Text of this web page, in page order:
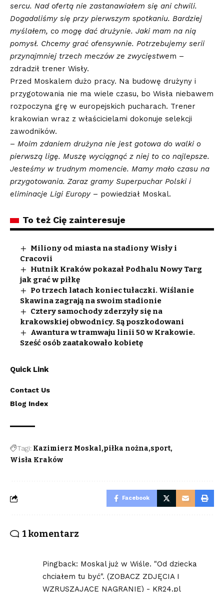
sercu. Nad ofertą nie zastanawiałem się ani chwili.
Dogadaliśmy się przy pierwszym spotkaniu. Bardziej
myślałem, co mogę dać drużynie. Jaki mam na nią
pomysł. Chcemy grać ofensywnie. Potrzebujemy serii
przynajmniej trzech meczów ze zwycięstwem –
zdradził trener Wisły.
Przed Moskalem dużo pracy. Na budowę drużyny i
przygotowania nie ma wiele czasu, bo Wisła niebawem
rozpoczyna grę w europejskich pucharach. Trener
krakowian wraz z właścicielami dokonuje selekcji
zawodników.
– Moim zdaniem drużyna nie jest gotowa do walki o
pierwszą ligę. Muszę wyciągnąć z niej to co najlepsze.
Jesteśmy w trudnym momencie. Mamy mało czasu na
przygotowania. Zaraz gramy Superpuchar Polski i
eliminacje Ligi Europy – powiedział Moskal.
To też Cię zainteresuje
Miliony od miasta na stadiony Wisły i
Cracovii
Hutnik Kraków pokazał Podhalu Nowy Targ
jak grać w piłkę
Po trzech latach koniec tułaczki. Wiślanie
Skawina zagrają na swoim stadionie
Cztery samochody zderzyły się na
krakowskiej obwodnicy. Są poszkodowani
Awantura w tramwaju linii 50 w Krakowie.
Sześć osób zaatakowało kobietę
Quick Link
Contact Us
Blog Index
Tagi: Kazimierz Moskal piłka nożna sport
Wisła Kraków
Facebook
1 komentarz
Pingback: Moskal już w Wiśle. "Od dziecka
chciałem tu być". (ZOBACZ ZDJĘCIA I
WZRUSZAJĄCE NAGRANIE) - KR24.pl